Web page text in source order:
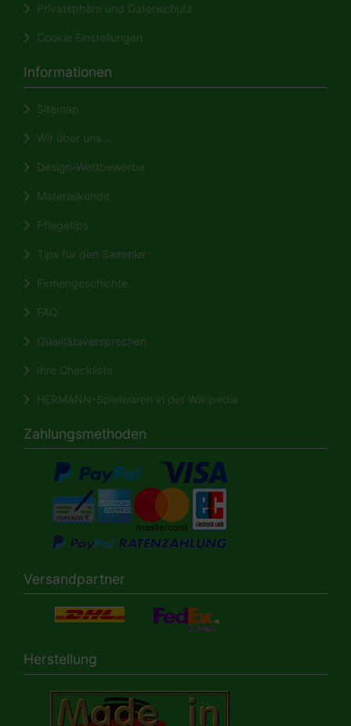
Privatsphäre und Datenschutz
Cookie Einstellungen
Informationen
Sitemap
Wir über uns ...
Design-Wettbewerbe
Materialkunde
Pflegetips
Tips für den Sammler
Firmengeschichte
FAQ
Qualitätsversprechen
Ihre Checkliste
HERMANN-Spielwaren in der Wikipedia
Zahlungsmethoden
Versandpartner
Herstellung